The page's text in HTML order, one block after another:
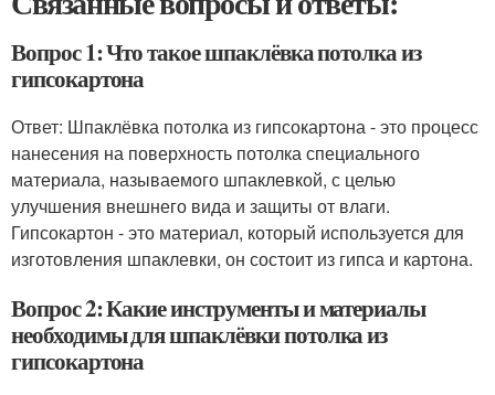
Вопрос 1: Что такое шпаклёвка потолка из
гипсокартона
Ответ: Шпаклёвка потолка из гипсокартона - это процесс
нанесения на поверхность потолка специального
материала, называемого шпаклевкой, с целью
улучшения внешнего вида и защиты от влаги.
Гипсокартон - это материал, который используется для
изготовления шпаклевки, он состоит из гипса и картона.
Вопрос 2: Какие инструменты и материалы
необходимы для шпаклёвки потолка из
гипсокартона